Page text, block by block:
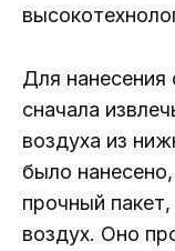
Для
сначала
воздуха из
было
прочный пакет,
воздух. Оно